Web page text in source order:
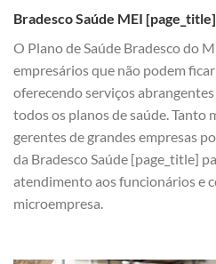
Bradesco Saúde MEI [page_title]
O Plano de Saúde Bradesco do
empresários que não podem
oferecendo serviços
todos os planos de saúde.
gerentes de grandes empresas
da Bradesco Saúde [page_title]
atendimento aos funcionários e
microempresa.